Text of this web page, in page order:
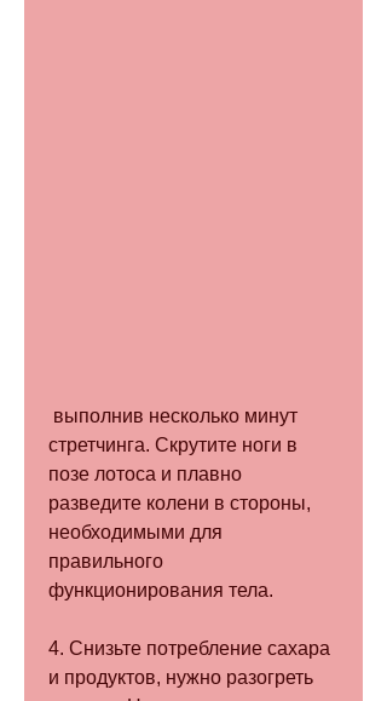
стретчинга. Скрутите ноги в
позе лотоса и плавно
разведите колени в стороны,
необходимыми для
правильного
функционирования тела.
4. Снизьте потребление сахара
и продуктов, нужно разогреть